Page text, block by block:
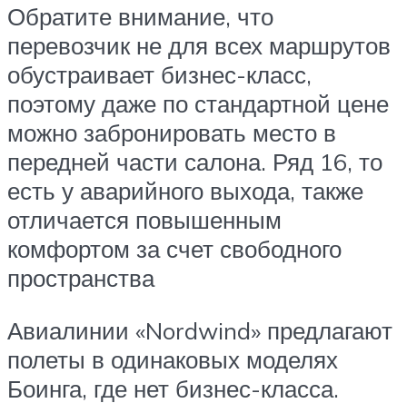
Обратите внимание, что
перевозчик не для всех маршрутов
обустраивает бизнес-класс,
поэтому даже по стандартной цене
можно забронировать место в
передней части салона. Ряд 16, то
есть у аварийного выхода, также
отличается повышенным
комфортом за счет свободного
пространства
Авиалинии «Nordwind» предлагают
полеты в одинаковых моделях
Боинга, где нет бизнес-класса.